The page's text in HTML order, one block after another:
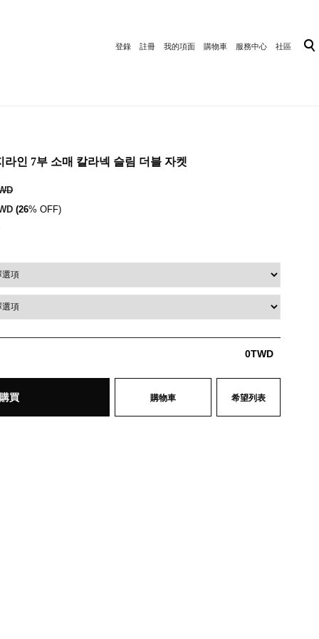
登錄 註冊 我的項面 購物車 服務中心 社區
라인 7부 소매 칼라넥 슬림 더블 자켓
(26% OFF)
0TWD
購買 購物車 希望列表